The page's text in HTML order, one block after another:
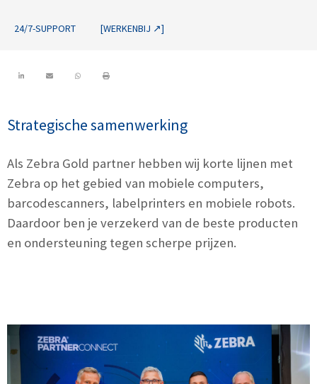
24/7-SUPPORT [WERKENBIJ ↗]
Strategische samenwerking
Als Zebra Gold partner hebben wij korte lijnen met
Zebra op het gebied van mobiele computers,
barcodescanners, labelprinters en mobiele robots.
Daardoor ben je verzekerd van de beste producten
en ondersteuning tegen scherpe prijzen.